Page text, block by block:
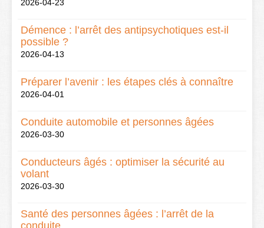
2026-04-23
Démence : l’arrêt des antipsychotiques est-il
possible ?
2026-04-13
Préparer l’avenir : les étapes clés à connaître
2026-04-01
Conduite automobile et personnes âgées
2026-03-30
Conducteurs âgés : optimiser la sécurité au
volant
2026-03-30
Santé des personnes âgées : l’arrêt de la